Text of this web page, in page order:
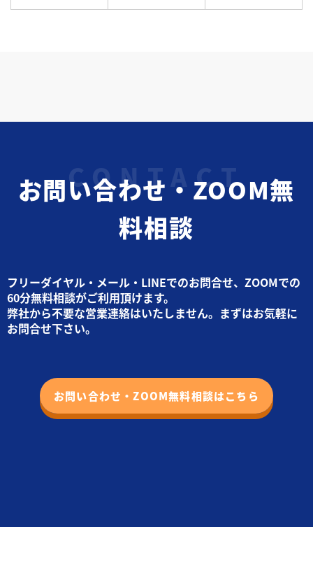
お問い合わせ・ZOOM無
料相談
フリーダイヤル・メール・LINEでのお問合せ、ZOOMでの
60分無料相談がご利用頂けます。
弊社から不要な営業連絡はいたしません。まずはお気軽に
お問合せ下さい。
お問い合わせ・ZOOM無料相談はこちら